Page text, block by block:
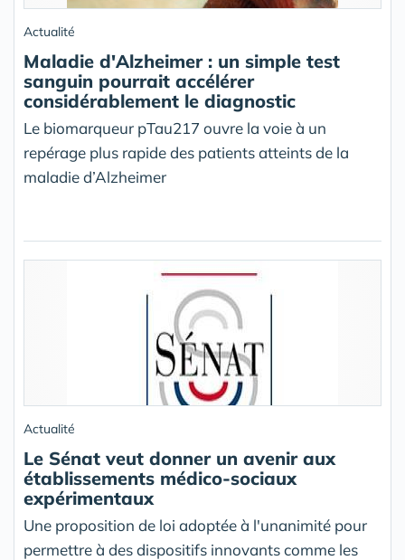
Actualité
Maladie d'Alzheimer : un simple test
sanguin pourrait accélérer
considérablement le diagnostic
Le biomarqueur pTau217 ouvre la voie à un
repérage plus rapide des patients atteints de la
maladie d’Alzheimer
Actualité
Le Sénat veut donner un avenir aux
établissements médico-sociaux
expérimentaux
Une proposition de loi adoptée à l'unanimité pour
permettre à des dispositifs innovants comme les